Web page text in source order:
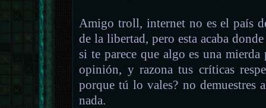
Amigo troll, internet no es el país
de la libertad, pero esta acaba
si te parece que algo es una
opinión, y razona tus críticas
porque tú lo vales? no demuestres
nada.